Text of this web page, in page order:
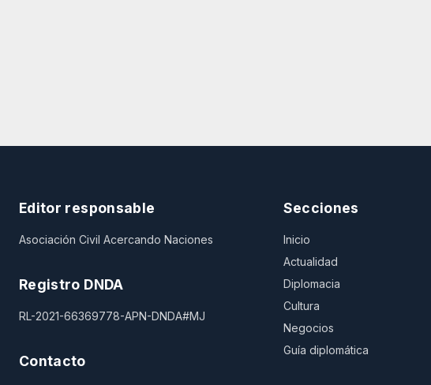
Editor responsable
Asociación Civil Acercando Naciones
Registro DNDA
RL-2021-66369778-APN-DNDA#MJ
Contacto
Secciones
Inicio
Actualidad
Diplomacia
Cultura
Negocios
Guía diplomática